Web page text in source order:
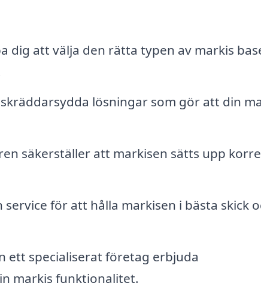
dig att välja den rätta typen av markis
lösningar som gör att din
säkerställer att markisen sätts upp
för att hålla markisen i bästa skick
ett specialiserat företag erbjuda
markis funktionalitet.